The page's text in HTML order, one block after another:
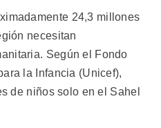
24,3 millones
necesitan
Según el Fondo
la Infancia (Unicef),
de niños solo en el Sahel